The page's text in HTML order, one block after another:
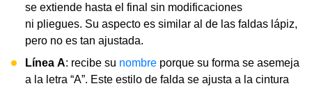
se extiende hasta el final sin modificaciones
ni pliegues. Su aspecto es similar al de las faldas lápiz,
pero no es tan ajustada.
Línea A: recibe su nombre porque su forma se asemeja
a la letra “A”. Este estilo de falda se ajusta a la cintura